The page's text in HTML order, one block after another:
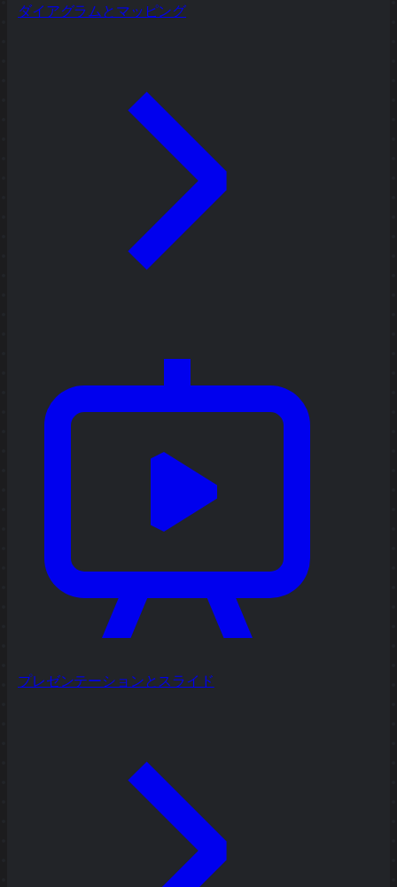
ダイアグラムとマッピング
プレゼンテーションとスライド